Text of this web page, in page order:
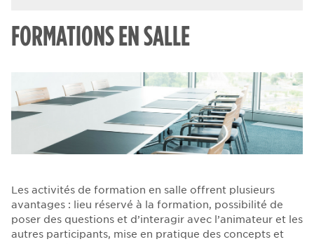
FORMATIONS EN SALLE
Les activités de formation en salle offrent plusieurs
avantages : lieu réservé à la formation, possibilité de
poser des questions et d’interagir avec l’animateur et les
autres participants, mise en pratique des concepts et